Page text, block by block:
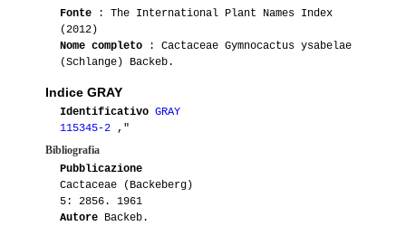
Fonte : The International Plant Names Index
(2012)
Nome completo : Cactaceae Gymnocactus ysabelae
(Schlange) Backeb.
Indice GRAY
Identificativo GRAY
115345-2 ,"
Bibliografia
Pubblicazione
Cactaceae (Backeberg)
5: 2856. 1961
Autore Backeb.